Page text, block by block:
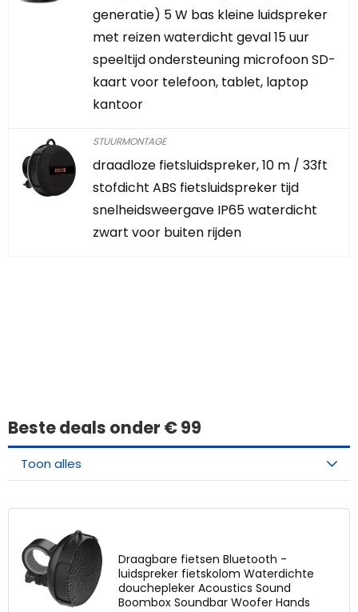
generatie) 5 W bas kleine luidspreker
met reizen waterdicht geval 15 uur
speeltijd ondersteuning microfoon SD-
kaart voor telefoon, tablet, laptop
kantoor
STUURMONTAGE
draadloze fietsluidspreker, 10 m / 33ft
stofdicht ABS fietsluidspreker tijd
snelheidsweergave IP65 waterdicht
zwart voor buiten rijden
Beste deals onder € 99
Toon alles
Draagbare fietsen Bluetooth -
luidspreker fietskolom Waterdichte
douchepleker Acoustics Sound
Boombox Soundbar Woofer Hands